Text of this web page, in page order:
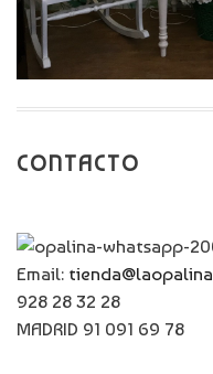
CONTACTO
Email:
928 28 32 28
MADRID 91 091 69 78